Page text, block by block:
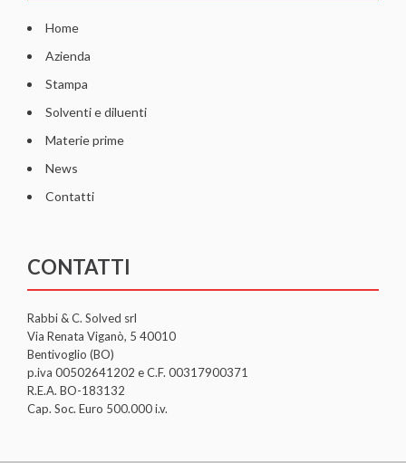
Home
Azienda
Stampa
Solventi e diluenti
Materie prime
News
Contatti
CONTATTI
Rabbi & C. Solved srl
Via Renata Viganò, 5 40010
Bentivoglio (BO)
p.iva 00502641202 e C.F. 00317900371
R.E.A. BO-183132
Cap. Soc. Euro 500.000 i.v.